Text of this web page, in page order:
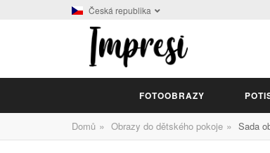
Česká republika
FOTOOBRAZY
Domů » Obrazy do dětského pokoje » Sada